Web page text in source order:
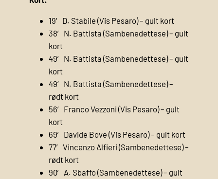
19′ D. Stabile (Vis Pesaro) – gult kort
38′ N. Battista (Sambenedettese) – gult
kort
49′ N. Battista (Sambenedettese) – gult
kort
49′ N. Battista (Sambenedettese) –
rødt kort
56′ Franco Vezzoni (Vis Pesaro) – gult
kort
69′ Davide Bove (Vis Pesaro) – gult kort
77′ Vincenzo Alfieri (Sambenedettese) –
rødt kort
90′ A. Sbaffo (Sambenedettese) – gult